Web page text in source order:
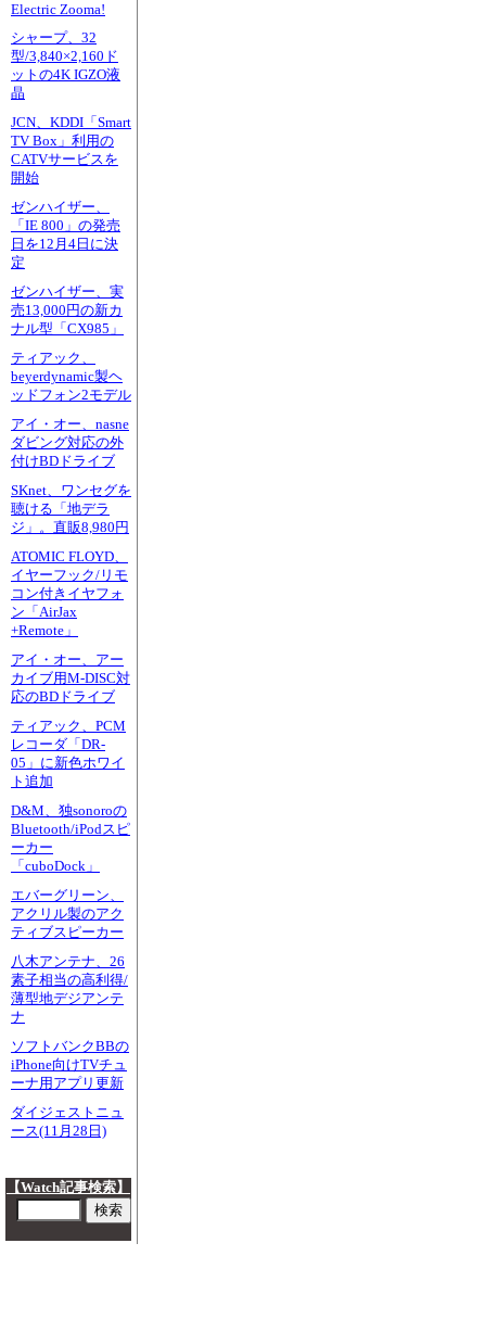
Electric Zooma!
シャープ、32
型/3,840×2,160ド
ットの4K IGZO液
晶
JCN、KDDI「Smart
TV Box」利用の
CATVサービスを
開始
ゼンハイザー、
「IE 800」の発売
日を12月4日に決
定
ゼンハイザー、実
売13,000円の新カ
ナル型「CX985」
ティアック、
beyerdynamic製ヘ
ッドフォン2モデル
アイ・オー、nasne
ダビング対応の外
付けBDドライブ
SKnet、ワンセグを
聴ける「地デラ
ジ」。直販8,980円
ATOMIC FLOYD、
イヤーフック/リモ
コン付きイヤフォ
ン「AirJax
+Remote」
アイ・オー、アー
カイブ用M-DISC対
応のBDドライブ
ティアック、PCM
レコーダ「DR-
05」に新色ホワイ
ト追加
D&M、独sonoroの
Bluetooth/iPodスピ
ーカー
「cuboDock」
エバーグリーン、
アクリル製のアク
ティブスピーカー
八木アンテナ、26
素子相当の高利得/
薄型地デジアンテ
ナ
ソフトバンクBBの
iPhone向けTVチュ
ーナ用アプリ更新
ダイジェストニュ
ース(11月28日)
【Watch記事検索】